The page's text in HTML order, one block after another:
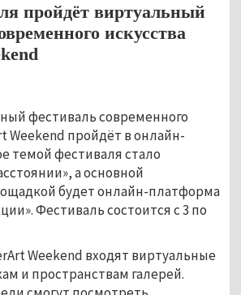
пройдёт виртуальный
искусства
фестиваль современного
Weekend пройдёт в онлайн-
темой фестиваля стало
а основной
будет онлайн-платформа
Фестиваль состоится с 3 по
Weekend входят виртуальные
и пространствам галерей.